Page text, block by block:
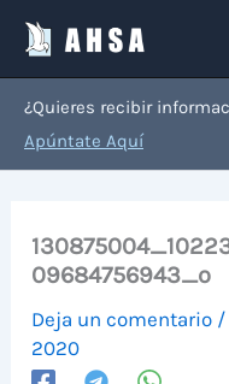
contenido
¿Quieres recibir
Apúntate Aquí
09684756943_o
Deja un comentario /
2020